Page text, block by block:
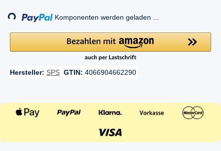
Loading... Komponenten werden geladen ...
Hersteller: SPS GTIN: 4066904662290